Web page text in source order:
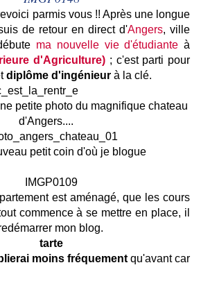
parmis vous !! Après une longue
de retour en directd'Angers, ville
ma nouvelle vie d'étudiante à
d'Agriculture) ; c'est parti pour
diplôme d'ingénieur à la clé.
petite photo du magnifique chateau
d'Angers....
petit coin d'où je blogue
est aménagé, que les cours
commence à se mettre en place, il
mon blog.
moins fréquementqu'avant car